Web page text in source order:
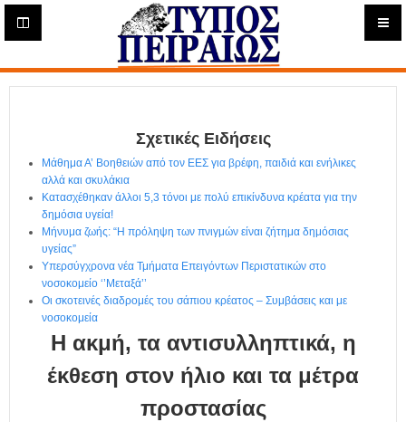
Η
ε
ρ
Σχετικές Ειδήσεις
Μάθημα Α’ Βοηθειών από τον ΕΕΣ για βρέφη, παιδιά και ενήλικες
αλλά και σκυλάκια
Κατασχέθηκαν άλλοι 5,3 τόνοι με πολύ επικίνδυνα κρέατα για την
δημόσια υγεία!
Μήνυμα ζωής: “Η πρόληψη των πνιγμών είναι ζήτημα δημόσιας
υγείας”
Υπερσύγχρονα νέα Τμήματα Επειγόντων Περιστατικών στο
νοσοκομείο ‘’Μεταξά’’
Οι σκοτεινές διαδρομές του σάπιου κρέατος – Συμβάσεις και με
νοσοκομεία
Η ακμή, τα αντισυλληπτικά, η
έκθεση στον ήλιο και τα μέτρα
προστασίας